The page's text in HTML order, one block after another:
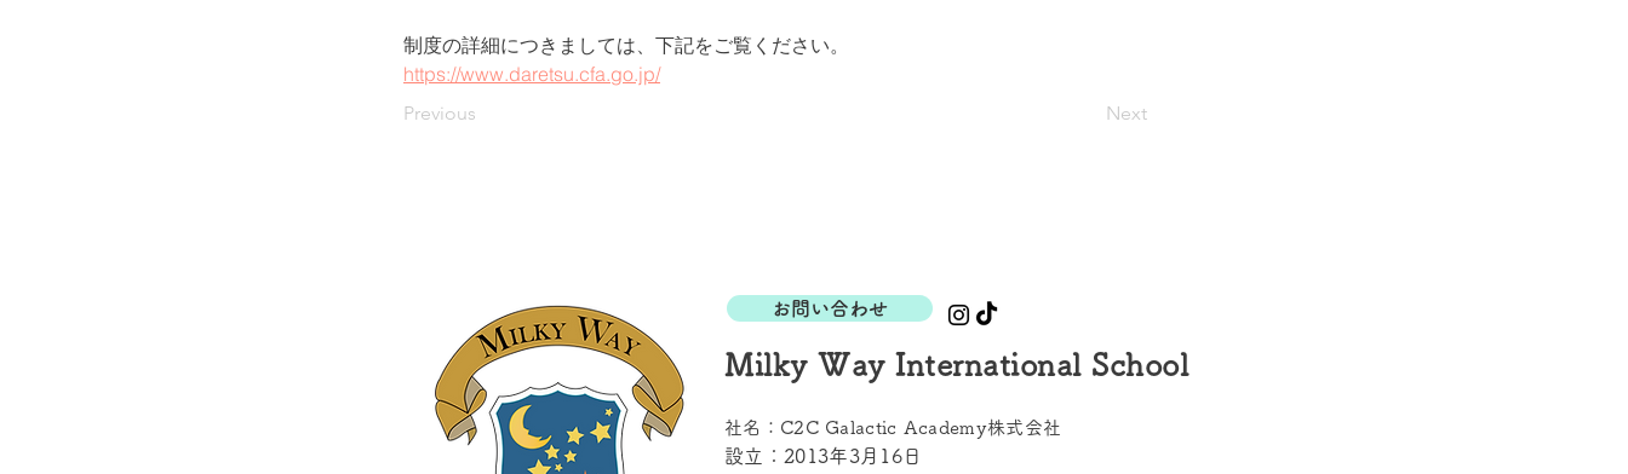
制度の詳細につきましては、下記をご覧ください。
https://www.daretsu.cfa.go.jp/
Previous Next
お問い合わせ
Milky Way International School
社名：C2C Galactic Academy株式会社
設立：2013年3月16日